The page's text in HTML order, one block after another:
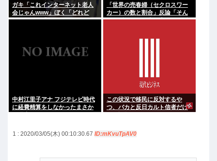
ガキ「これインターネット老人
会じゃんwww」ぼく「どれど
れ…」ガキ「ニコニコ！らきす
「世界の売春婦（セクロスワー
カー）の数と割合」反論「そん
なはずはない日本は上位なはず
中村江里子アナ フジテレビ時代
に経費精算をしなかったまさか
この状況で移民に反対するや
つ、バカと反日カルト信者だけ
1 : 2020/03/05(木) 00:10:30.67 ID:mKvuTpAV0